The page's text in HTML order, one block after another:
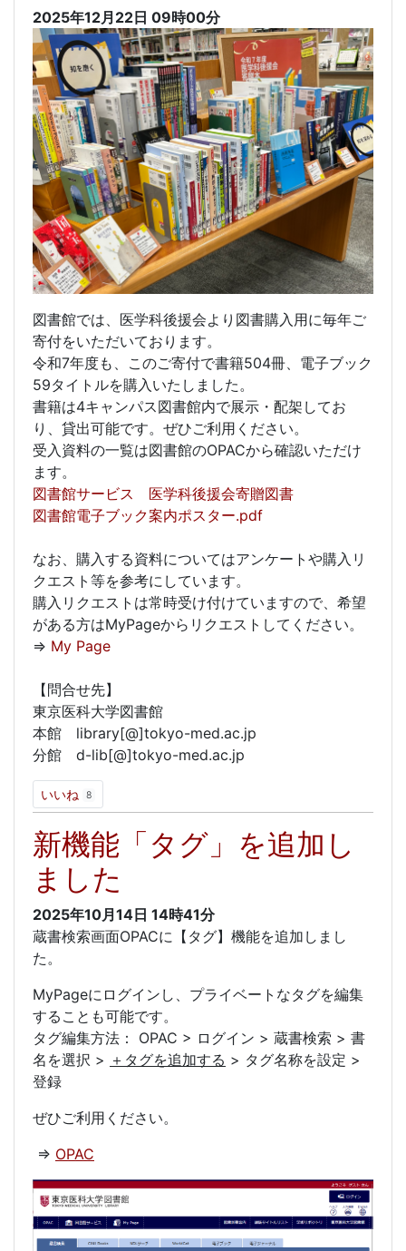
2025年12月22日 09時00分
図書館では、医学科後援会より図書購入用に毎年ご
寄付をいただいております。
令和7年度も、このご寄付で書籍504冊、電子ブック
59タイトルを購入いたしました。
書籍は4キャンパス図書館内で展示・配架してお
り、貸出可能です。ぜひご利用ください。
受入資料の一覧は図書館のOPACから確認いただけ
ます。
図書館サービス 医学科後援会寄贈図書
図書館電子ブック案内ポスター.pdf
なお、購入する資料についてはアンケートや購入リ
クエスト等を参考にしています。
購入リクエストは常時受け付けていますので、希望
がある方はMyPageからリクエストしてください。
⇒ My Page
【問合せ先】
東京医科大学図書館
本館 library[@]tokyo-med.ac.jp
分館 d-lib[@]tokyo-med.ac.jp
いいね 8
新機能「タグ」を追加し
ました
2025年10月14日 14時41分
蔵書検索画面OPACに【タグ】機能を追加しまし
た。
MyPageにログインし、プライベートなタグを編集
することも可能です。
タグ編集方法： OPAC > ログイン > 蔵書検索 > 書
名を選択 > ＋タグを追加する > タグ名称を設定 >
登録
ぜひご利用ください。
⇒ OPAC